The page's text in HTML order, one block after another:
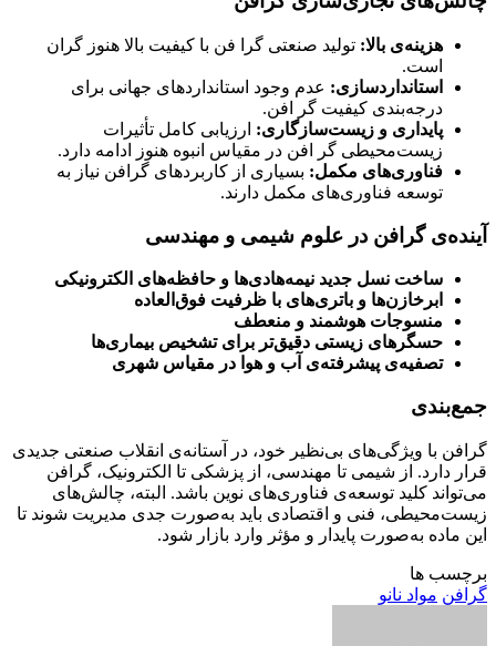
هزینه‌ی بالا: تولید صنعتی گرا فن با کیفیت بالا هنوز گران
است.
استانداردسازی: عدم وجود استانداردهای جهانی برای
درجه‌بندی کیفیت گر افن.
پایداری و زیست‌سازگاری: ارزیابی کامل تأثیرات
زیست‌محیطی گر افن در مقیاس انبوه هنوز ادامه دارد.
فناوری‌های مکمل: بسیاری از کاربردهای گرافن نیاز به
توسعه فناوری‌های مکمل دارند.
آینده‌ی گرافن در علوم شیمی و مهندسی
ساخت نسل جدید نیمه‌هادی‌ها و حافظه‌های الکترونیکی
ابرخازن‌ها و باتری‌های با ظرفیت فوق‌العاده
منسوجات هوشمند و منعطف
حسگرهای زیستی دقیق‌تر برای تشخیص بیماری‌ها
تصفیه‌ی پیشرفته‌ی آب و هوا در مقیاس شهری
جمع‌بندی
گرافن با ویژگی‌های بی‌نظیر خود، در آستانه‌ی انقلاب صنعتی جدیدی
قرار دارد. از شیمی تا مهندسی، از پزشکی تا الکترونیک، گرافن
می‌تواند کلید توسعه‌ی فناوری‌های نوین باشد. البته، چالش‌های
زیست‌محیطی، فنی و اقتصادی باید به‌صورت جدی مدیریت شوند تا
این ماده به‌صورت پایدار و مؤثر وارد بازار شود.
برچسب ها
گرافن مواد نانو